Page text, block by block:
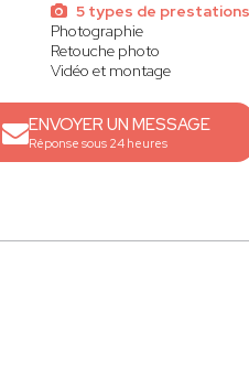
5 types de prestations
Photographie
Retouche photo
Vidéo et montage
ENVOYER UN MESSAGE
Réponse sous 24 heures